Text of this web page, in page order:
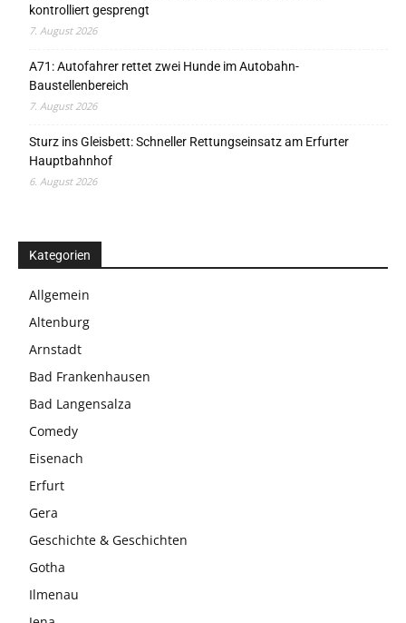
kontrolliert gesprengt
7. August 2026
A71: Autofahrer rettet zwei Hunde im Autobahn-
Baustellenbereich
7. August 2026
Sturz ins Gleisbett: Schneller Rettungseinsatz am Erfurter
Hauptbahnhof
6. August 2026
Kategorien
Allgemein
Altenburg
Arnstadt
Bad Frankenhausen
Bad Langensalza
Comedy
Eisenach
Erfurt
Gera
Geschichte & Geschichten
Gotha
Ilmenau